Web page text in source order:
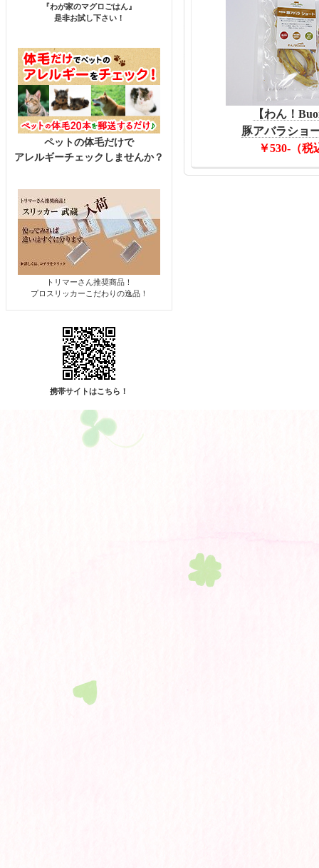
【わん！
豚アバラショ
￥530-（税
『わが家のマグロごはん』
是非お試し下さい！
ペットの体毛だけで
アレルギーチェックしませんか？
トリマーさん推奨商品！
プロスリッカーこだわりの逸品！
携帯サイトはこちら！